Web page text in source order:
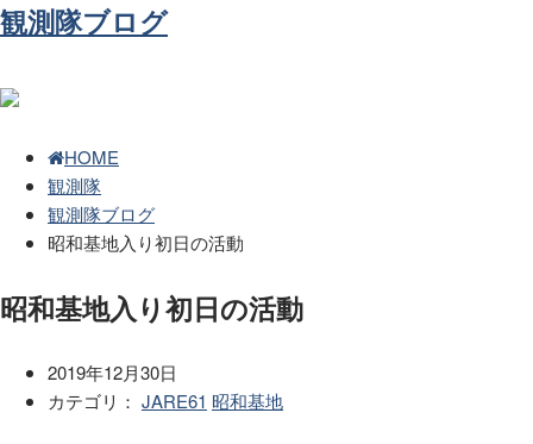
観測隊ブログ
HOME
観測隊
観測隊ブログ
昭和基地入り初日の活動
昭和基地入り初日の活動
2019年12月30日
カテゴリ： JARE61 昭和基地